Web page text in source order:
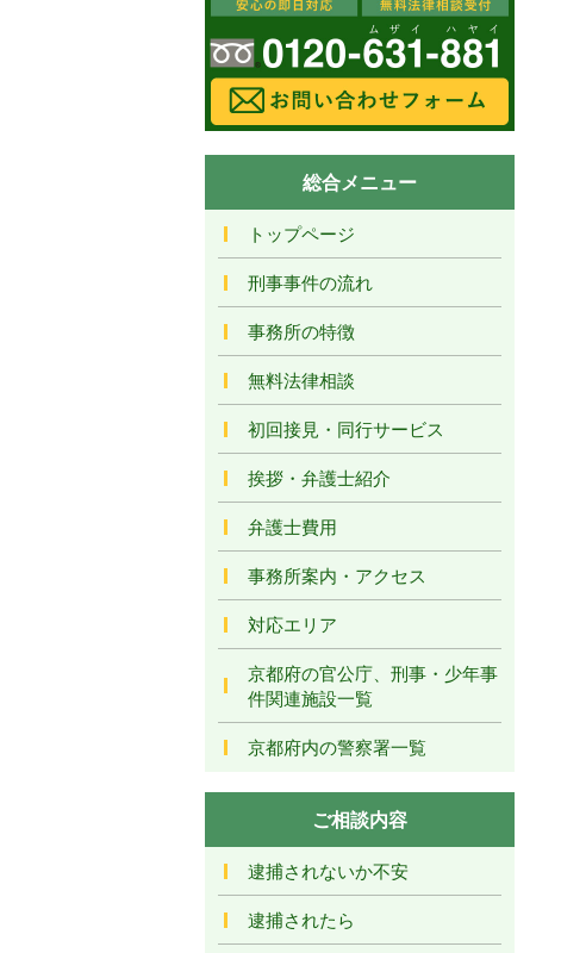
総合メニュー
トップページ
刑事事件の流れ
事務所の特徴
無料法律相談
初回接見・同行サービス
挨拶・弁護士紹介
弁護士費用
事務所案内・アクセス
対応エリア
京都府の官公庁、刑事・少年事
件関連施設一覧
京都府内の警察署一覧
ご相談内容
逮捕されないか不安
逮捕されたら